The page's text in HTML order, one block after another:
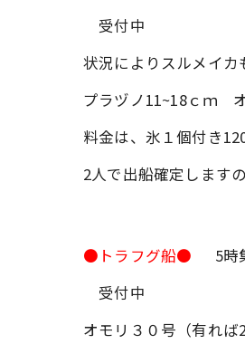
受付中
状況によりスルメイカ
プラヅノ11~18ｃｍ
料金は、氷１個付き
2人で出船確定します
●トラフグ船● 5時
受付中
オモリ３０号（有れ